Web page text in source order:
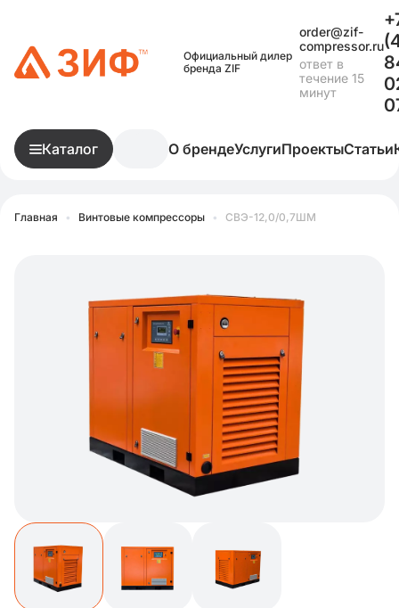
Официальный дилер
бренда ZIF
order@zif-
compressor.ru
ответ в
течение 15
минут
Каталог О брендеУслугиПроектыСтатьи
Главная • Винтовые компрессоры • СВЭ-12,0/0,7ШМ